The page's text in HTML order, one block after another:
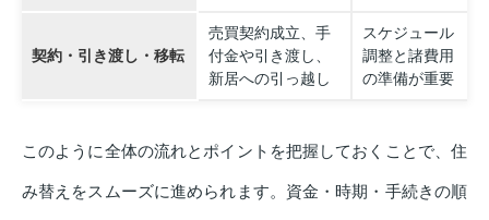
契約・引き渡し・移転
売買契約成立、手
付金や引き渡し、
新居への引っ越し
スケジュール
調整と諸費用
の準備が重要
このように全体の流れとポイントを把握しておくことで、住
み替えをスムーズに進められます。資金・時期・手続きの順